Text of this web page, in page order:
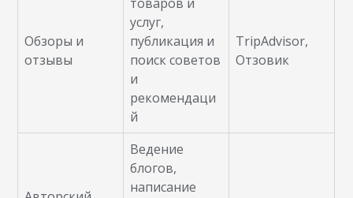
Обзоры и
отзывы
услуг,
публикация и
поиск советов
и
рекомендаци
й
TripAdvisor,
Отзовик
Ведение
блогов,
написание